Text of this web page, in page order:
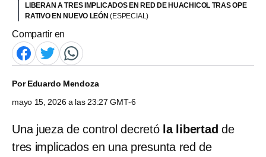
LIBERAN A TRES IMPLICADOS EN RED DE HUACHICOL TRAS OPE
RATIVO EN NUEVO LEÓN(ESPECIAL)
Compartir en
PorEduardo Mendoza
mayo 15, 2026 a las 23:27 GMT-6
Una jueza de control decretó la libertad de
tres implicados en una presunta red de